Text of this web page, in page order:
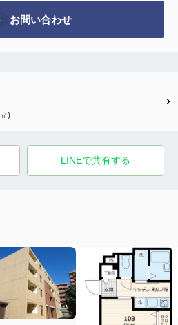
お問い合わせ
)
LINEで共有する